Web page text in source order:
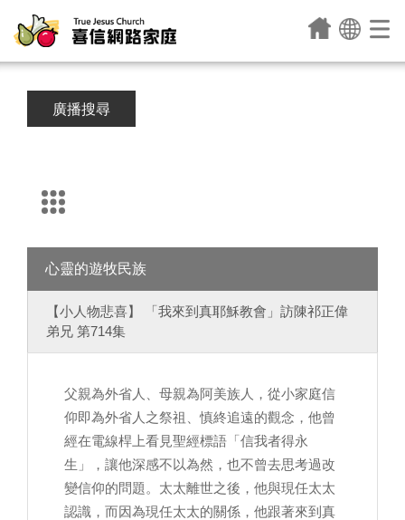
廣播搜尋
心靈的遊牧民族
【小人物悲喜】 「我來到真耶穌教會」訪陳祁正偉
弟兄 第714集
父親為外省人、母親為阿美族人，從小家庭信
仰即為外省人之祭祖、慎終追遠的觀念，他曾
經在電線桿上看見聖經標語「信我者得永
生」，讓他深感不以為然，也不曾去思考過改
變信仰的問題。太太離世之後，他與現任太太
認識，而因為現任太太的關係，他跟著來到真